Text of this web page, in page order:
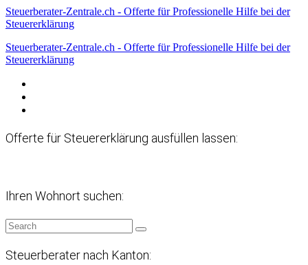
Steuerberater-Zentrale.ch - Offerte für Professionelle Hilfe bei der
Steuererklärung
Steuerberater-Zentrale.ch - Offerte für Professionelle Hilfe bei der
Steuererklärung
Offerte für Steuererklärung ausfüllen lassen:
Ihren Wohnort suchen:
Steuerberater nach Kanton: